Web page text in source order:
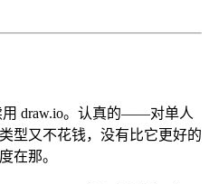
用 draw.io。认真的——对单人
型又不花钱，没有比它更好的
在那。